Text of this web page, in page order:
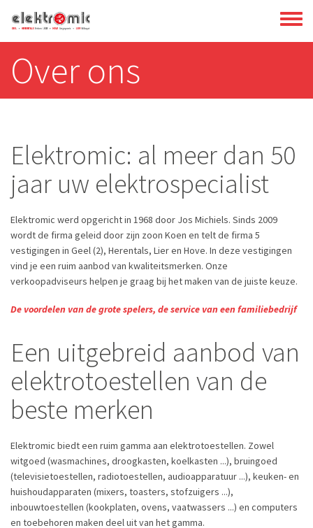
Overslaan en naar de inhoud gaan
Over ons
Elektromic: al meer dan 50
jaar uw elektrospecialist
Elektromic werd opgericht in 1968 door Jos Michiels. Sinds 2009
wordt de firma geleid door zijn zoon Koen en telt de firma 5
vestigingen in Geel (2), Herentals, Lier en Hove. In deze vestigingen
vind je een ruim aanbod van kwaliteitsmerken. Onze
verkoopadviseurs helpen je graag bij het maken van de juiste keuze.
De voordelen van de grote spelers, de service van een familiebedrijf
Een uitgebreid aanbod van
elektrotoestellen van de
beste merken
Elektromic biedt een ruim gamma aan elektrotoestellen. Zowel
witgoed (wasmachines, droogkasten, koelkasten ...), bruingoed
(televisietoestellen, radiotoestellen, audioapparatuur ...), keuken- en
huishoudapparaten (mixers, toasters, stofzuigers ...),
inbouwtoestellen (kookplaten, ovens, vaatwassers ...) en computers
en toebehoren maken deel uit van het gamma.